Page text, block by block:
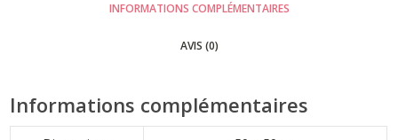
INFORMATIONS COMPLÉMENTAIRES
AVIS (0)
Informations complémentaires